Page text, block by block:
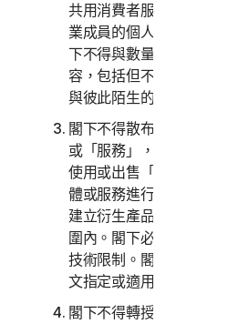
共用消費者服務，且非您
業成員的個人不得存取
下不得與數量異常多的人
容，包括但不限於向一
與彼此陌生的人共用內容
閣下不得散布、發布、
或「服務」，亦不可允
使用或出售「軟體」或「
體或服務進行逆向工程
建立衍生產品，除非且
圍內。閣下必須遵循本
技術限制。閣下製作的本
文指定或適用法律允許的
閣下不得轉授權、出租